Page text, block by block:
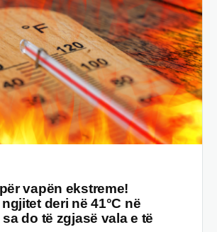
vapën ekstreme!
deri në 41°C në
do të zgjasë vala e të